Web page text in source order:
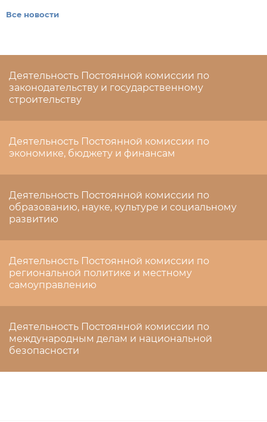
Все новости
Деятельность Постоянной комиссии по
законодательству и государственному
строительству
Деятельность Постоянной комиссии по
экономике, бюджету и финансам
Деятельность Постоянной комиссии по
образованию, науке, культуре и социальному
развитию
Деятельность Постоянной комиссии по
региональной политике и местному
самоуправлению
Деятельность Постоянной комиссии по
международным делам и национальной
безопасности